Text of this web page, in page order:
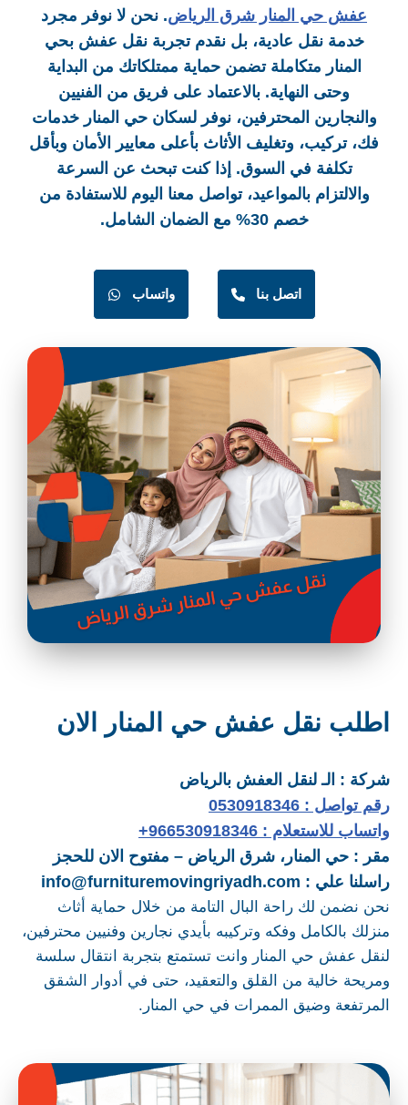
عفش حي المنار شرق الرياض. نحن لا نوفر مجرد
خدمة نقل عادية، بل نقدم تجربة نقل عفش بحي
المنار متكاملة تضمن حماية ممتلكاتك من البداية
وحتى النهاية. بالاعتماد على فريق من الفنيين
والنجارين المحترفين، نوفر لسكان حي المنار خدمات
فك، تركيب، وتغليف الأثاث بأعلى معايير الأمان وبأقل
تكلفة في السوق. إذا كنت تبحث عن السرعة
والالتزام بالمواعيد، تواصل معنا اليوم للاستفادة من
خصم 30% مع الضمان الشامل.
اتصل بنا واتساب
اطلب نقل عفش حي المنار الان
شركة : الـ لنقل العفش بالرياض
رقم تواصل : 0530918346
واتساب للاستعلام : 966530918346+
مقر : حي المنار، شرق الرياض – مفتوح الان للحجز
راسلنا علي : info@furnituremovingriyadh.com
نحن نضمن لك راحة البال التامة من خلال حماية أثاث
منزلك بالكامل وفكه وتركيبه بأيدي نجارين وفنيين محترفين،
لنقل عفش حي المنار وانت تستمتع بتجربة انتقال سلسة
ومريحة خالية من القلق والتعقيد، حتى في أدوار الشقق
المرتفعة وضيق الممرات في حي المنار.